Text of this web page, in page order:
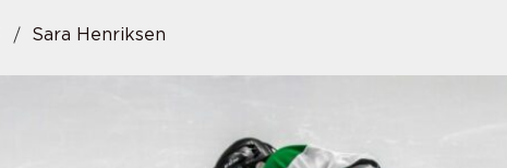
Sara Henriksen